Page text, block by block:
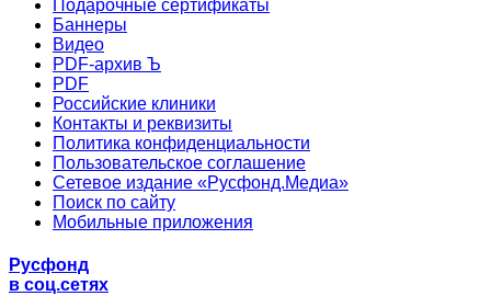
Подарочные сертификаты
Баннеры
Видео
PDF-архив Ъ
PDF
Российские клиники
Контакты и реквизиты
Политика конфиденциальности
Пользовательское соглашение
Сетевое издание «Русфонд.Медиа»
Поиск по сайту
Мобильные приложения
Русфонд
в соц.сетях